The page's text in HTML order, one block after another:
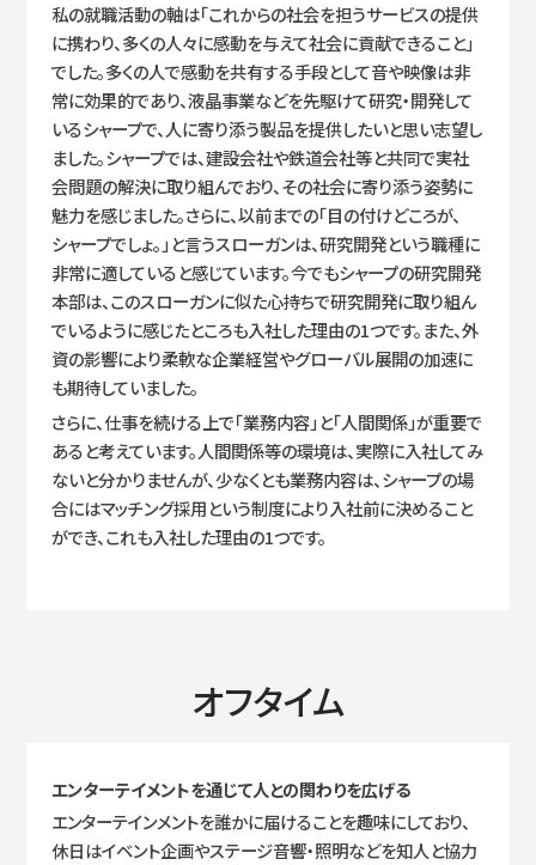
私の就職活動の軸は「これからの社会を担うサービスの提供
に携わり、多くの人々に感動を与えて社会に貢献できること」
でした。多くの人で感動を共有する手段として音や映像は非
常に効果的であり、液晶事業などを先駆けて研究・開発して
いるシャープで、人に寄り添う製品を提供したいと思い志望し
ました。シャープでは、建設会社や鉄道会社等と共同で実社
会問題の解決に取り組んでおり、その社会に寄り添う姿勢に
魅力を感じました。さらに、以前までの「目の付けどころが、
シャープでしょ。」と言うスローガンは、研究開発という職種に
非常に適していると感じています。今でもシャープの研究開発
本部は、このスローガンに似た心持ちで研究開発に取り組ん
でいるように感じたところも入社した理由の1つです。また、外
資の影響により柔軟な企業経営やグローバル展開の加速に
も期待していました。
さらに、仕事を続ける上で「業務内容」と「人間関係」が重要で
あると考えています。人間関係等の環境は、実際に入社してみ
ないと分かりませんが、少なくとも業務内容は、シャープの場
合にはマッチング採用という制度により入社前に決めること
ができ、これも入社した理由の1つです。
オフタイム
エンターテイメントを通じて人との関わりを広げる
エンターテインメントを誰かに届けることを趣味にしており、
休日はイベント企画やステージ音響・照明などを知人と協力